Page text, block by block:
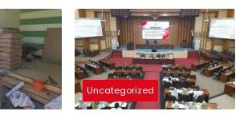
dan Status UNESCO
Uncategorized